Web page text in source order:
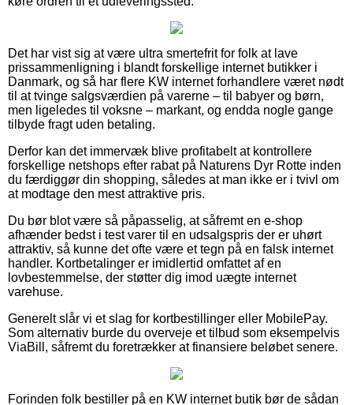
Det har vist sig at være ultra smertefrit for folk at lave
prissammenligning i blandt forskellige internet butikker i
Danmark, og så har flere KW internet forhandlere været nødt
til at tvinge salgsværdien på varerne – til babyer og børn,
men ligeledes til voksne – markant, og endda nogle gange
tilbyde fragt uden betaling.
Derfor kan det immervæk blive profitabelt at kontrollere
forskellige netshops efter rabat på Naturens Dyr Rotte inden
du færdiggør din shopping, således at man ikke er i tvivl om
at modtage den mest attraktive pris.
Du bør blot være så påpasselig, at såfremt en e-shop
afhænder bedst i test varer til en udsalgspris der er uhørt
attraktiv, så kunne det ofte være et tegn på en falsk internet
handler. Kortbetalinger er imidlertid omfattet af en
lovbestemmelse, der støtter dig imod uægte internet
varehuse.
Generelt slår vi et slag for kortbestillinger eller MobilePay.
Som alternativ burde du overveje et tilbud som eksempelvis
ViaBill, såfremt du foretrækker at finansiere beløbet senere.
Forinden folk bestiller på en KW internet butik bør de sådan